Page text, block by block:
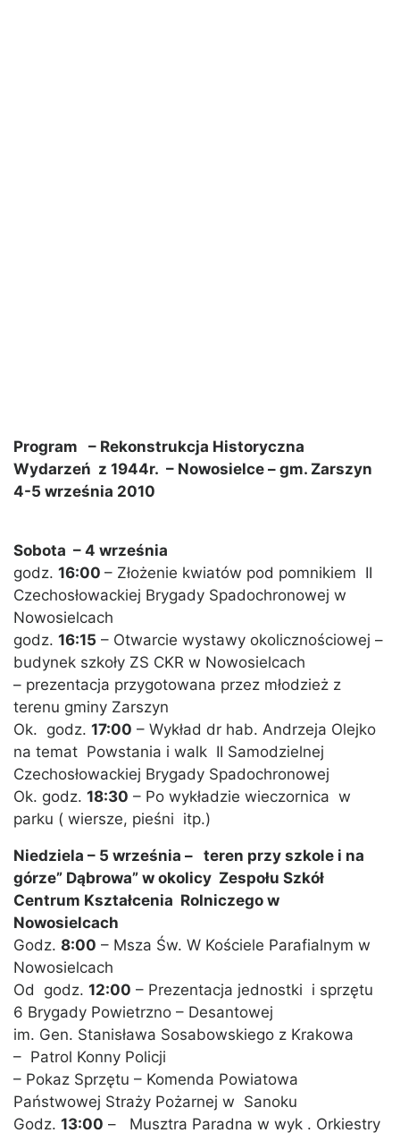
Program – Rekonstrukcja Historyczna
Wydarzeń z 1944r. – Nowosielce – gm. Zarszyn
4-5 września 2010
Sobota – 4 września
godz. 16:00 – Złożenie kwiatów pod pomnikiem II
Czechosłowackiej Brygady Spadochronowej w
Nowosielcach
godz. 16:15 – Otwarcie wystawy okolicznościowej –
budynek szkoły ZS CKR w Nowosielcach
– prezentacja przygotowana przez młodzież z
terenu gminy Zarszyn
Ok. godz. 17:00 – Wykład dr hab. Andrzeja Olejko
na temat Powstania i walk II Samodzielnej
Czechosłowackiej Brygady Spadochronowej
Ok. godz. 18:30 – Po wykładzie wieczornica w
parku ( wiersze, pieśni itp.)
Niedziela – 5 września – teren przy szkole i na
górze” Dąbrowa” w okolicy Zespołu Szkół
Centrum Kształcenia Rolniczego w
Nowosielcach
Godz. 8:00 – Msza Św. W Kościele Parafialnym w
Nowosielcach
Od godz. 12:00 – Prezentacja jednostki i sprzętu
6 Brygady Powietrzno – Desantowej
im. Gen. Stanisława Sosabowskiego z Krakowa
– Patrol Konny Policji
– Pokaz Sprzętu – Komenda Powiatowa
Państwowej Straży Pożarnej w Sanoku
Godz. 13:00 – Musztra Paradna w wyk . Orkiestry